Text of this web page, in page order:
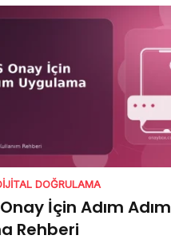
DOĞRULAMA
Onay İçin Adım Adım
Rehberi